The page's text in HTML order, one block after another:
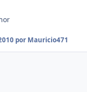
por Mauricio471